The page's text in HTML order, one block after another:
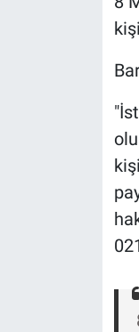
Koronavirüs
Ne demişti
Programlar